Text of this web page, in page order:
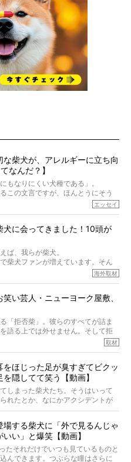
柴犬が、アレルギーに立ち向
なんだ？】
もなりにくい犬種である」。
この文言ですが、ほんとうにそう
体を見ていくと、丈夫で病気にも
いような気もするのです。
」などということはないし、飼い
ことがある。
たちすべてに読んで欲しい、ある
り、効果・効能を示すものではありません
エッセイ
犬に会ってきました！10頭が
ば、我らが柴犬。
柴犬ファンが増えています。そん
をつけたのは、南の楽園ハワイ。
回はハワイの柴犬たちを取材して
海外取材
笑い芸人・ニューヨーク屋敷、
「拒否柴」。彼らのすべてが詰ま
語る上では外せません。そして拒
るのは、“映える”ことも理由のひと
お笑いコンビ「ニューヨーク」の
を掘っていただきました！ イン
ください。
取材
をほじった足が臭すぎてビクッ
隠してて笑う【動画】
しまった柴犬たち。そうはいって
れたとか、なにかアクシデントが
とが原因ではありません。全ての
場する柴犬に「外で見るんじゃ
い」と爆笑【動画】
たそれだけでいつも見ているものと
んできます。つぶらな瞳はさらに